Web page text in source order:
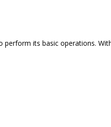
perform its basic operations.